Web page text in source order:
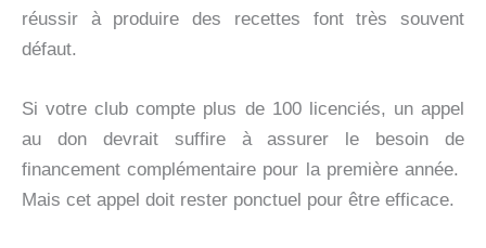
réussir à produire des recettes font très souvent
défaut.
Si votre club compte plus de 100 licenciés, un appel
au don devrait suffire à assurer le besoin de
financement complémentaire pour la première année.
Mais cet appel doit rester ponctuel pour être efficace.